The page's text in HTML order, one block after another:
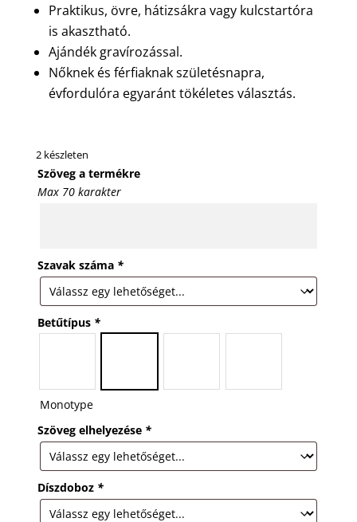
Praktikus, övre, hátizsákra vagy kulcstartóra
is akasztható.
Ajándék gravírozással.
Nőknek és férfiaknak születésnapra,
évfordulóra egyaránt tökéletes választás.
2 készleten
Szöveg a termékre
Max 70 karakter
Szavak száma *
Betűtípus *
Monotype
Szöveg elhelyezése *
Díszdoboz *